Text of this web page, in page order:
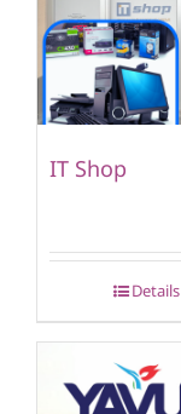
IT Shop
Details